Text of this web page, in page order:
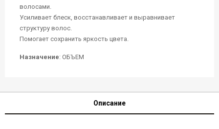
волосами.
Усиливает блеск, восстанавливает и выравнивает
структуру волос.
Помогает сохранить яркость цвета.
Назначение: ОБЪЕМ
Описание